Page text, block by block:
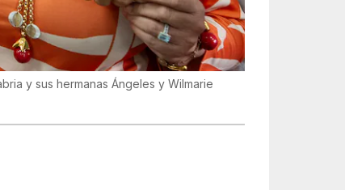
y sus hermanas Ángeles y Wilmarie